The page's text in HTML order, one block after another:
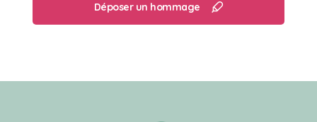
Déposer un hommage